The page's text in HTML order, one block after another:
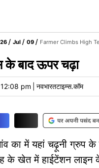
Jul 09 Farmer Climbs High
बाद ऊपर चढ़ा
pm नवभारतटाइम्स.कॉम
का में यहां चढ़ूनी ग्रुप के
के खेत में हाईटेंशन लाइन